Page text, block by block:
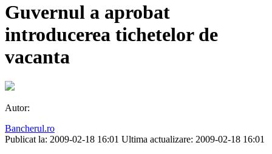
Guvernul a aprobat
introducerea tichetelor de
vacanta
Autor:
Bancherul.ro
Publicat la: 2009-02-18 16:01 Ultima actualizare: 2009-02-18 16:01